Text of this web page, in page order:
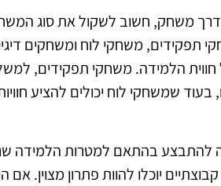
דרך משחק, חשוב לשקול את סוג
תפקידים, משחקי לוח ומשחקים
חווית הלמידה. משחקי תפקידים,
שמשחקי לוח יכולים להציע
להתבצע בהתאם למטרות הלמידה
יוכלו להוות פתרון מצוין.